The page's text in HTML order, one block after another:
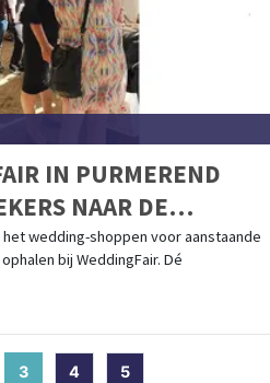
IN PURMEREND
NAAR DE
het wedding-shoppen voor aanstaande
bij WeddingFair. Dé
3 (current)
4 5